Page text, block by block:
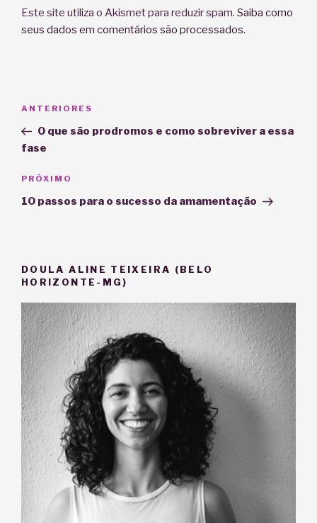
Este site utiliza o Akismet para reduzir spam. Saiba como
seus dados em comentários são processados.
Post
Post
anterior
ANTERIORES
O que são prodromos e como sobreviver a essa
fase
Próximo
post
PRÓXIMO
10 passos para o sucesso da amamentação
DOULA ALINE TEIXEIRA (BELO
HORIZONTE-MG)